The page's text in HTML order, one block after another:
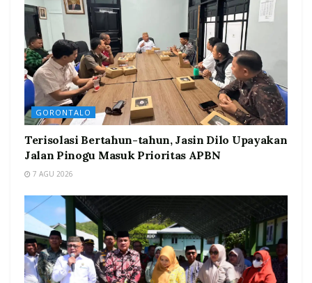
GORONTALO
Terisolasi Bertahun-tahun, Jasin Dilo Upayakan
Jalan Pinogu Masuk Prioritas APBN
7 AGU 2026